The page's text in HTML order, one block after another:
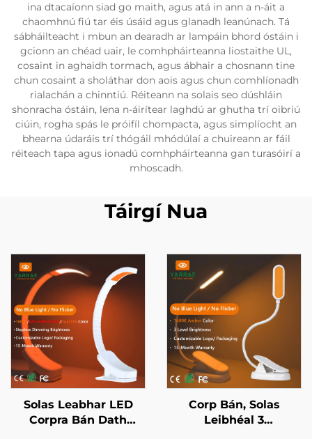
ina dtacaíonn siad go maith, agus atá in ann a n-áit a
chaomhnú fiú tar éis úsáid agus glanadh leanúnach. Tá
sábháilteacht i mbun an dearadh ar lampáin bhord óstáin i
gcionn an chéad uair, le comhpháirteanna liostaithe UL,
cosaint in aghaidh tormach, agus ábhair a chosnann tine
chun cosaint a sholáthar don aois agus chun comhlíonadh
rialachán a chinntiú. Réiteann na solais seo dúshláin
shonracha óstáin, lena n-áirítear laghdú ar ghutha trí oibriú
ciúin, rogha spás le próifíl chompacta, agus simplíocht an
bhearna údaráis trí thógáil mhódúlaí a chuireann ar fáil
réiteach tapa agus ionadú comhpháirteanna gan turasóirí a
mhoscadh.
Táirgí Nua
Solas Leabhar LED
Corpra Bán Dath
Corp Bán, Solas
Leibhéal 3